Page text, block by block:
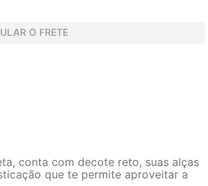
O FRETE
conta com decote reto, suas alças
que te permite aproveitar a